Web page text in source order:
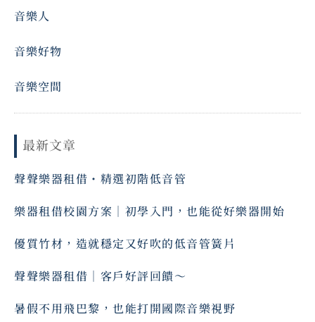
音樂人
音樂好物
音樂空間
最新文章
聲聲樂器租借・精選初階低音管
樂器租借校園方案｜初學入門，也能從好樂器開始
優質竹材，造就穩定又好吹的低音管簧片
聲聲樂器租借｜客戶好評回饋～ ⠀
暑假不用飛巴黎，也能打開國際音樂視野